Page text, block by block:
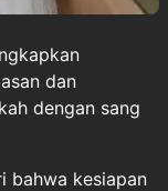
dan
dengan sang
bahwa kesiapan